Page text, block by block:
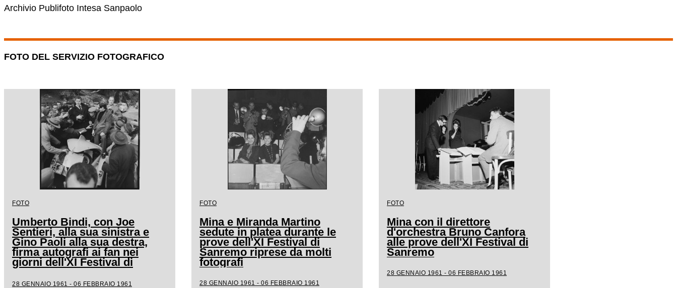
Archivio Publifoto Intesa Sanpaolo
FOTO DEL SERVIZIO FOTOGRAFICO
FOTO
Umberto Bindi, con Joe
Sentieri, alla sua sinistra e
Gino Paoli alla sua destra,
firma autografi ai fan nei
giorni dell'XI Festival di
Sanremo
28 GENNAIO 1961 - 06 FEBBRAIO 1961
FOTO
Mina e Miranda Martino
sedute in platea durante le
prove dell'XI Festival di
Sanremo riprese da molti
fotografi
28 GENNAIO 1961 - 06 FEBBRAIO 1961
FOTO
Mina con il direttore
d'orchestra Bruno Canfora
alle prove dell'XI Festival di
Sanremo
28 GENNAIO 1961 - 06 FEBBRAIO 1961